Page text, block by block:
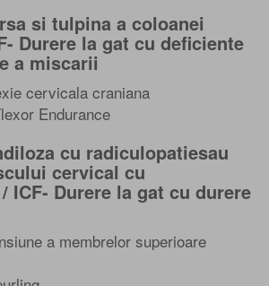
si tulpina a coloanei
Durere la gat cu deficiente
a miscarii
cervicala craniana
Endurance
cu radiculopatiesau
cervical cu
ICF- Durere la gat cu durere
a membrelor superioare